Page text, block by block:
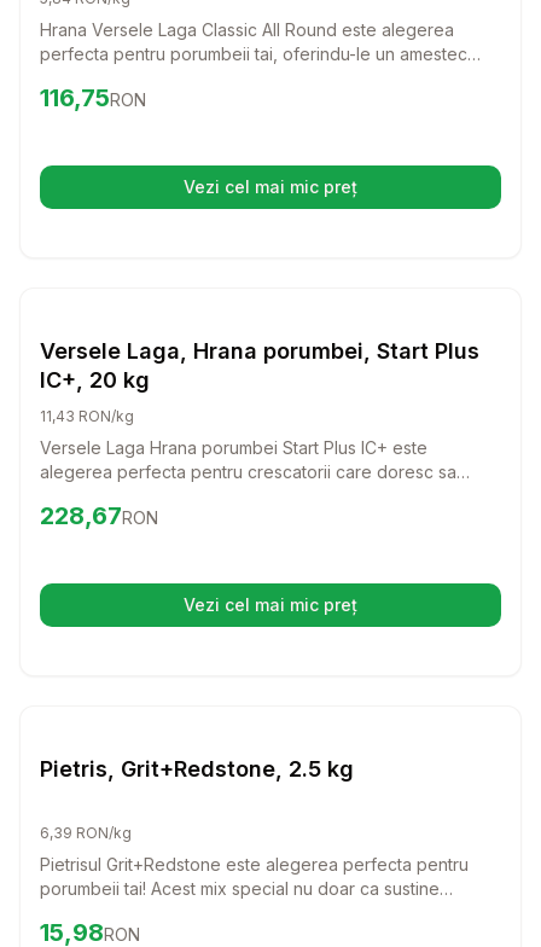
Hrana Versele Laga Classic All Round este alegerea
perfecta pentru porumbeii tai, oferindu-le un amestec
Cu un amestec colorat de porumb galben frantuzesc,
Preț:116.75
116,75RON
Vezi cel mai mic preț(se deschide într-o filă nouă)
Hrana Pasari Ferma
Versele Laga, Hrana porumbei, Start Plus
IC+, 20 kg
11,43 RON/kg
Versele Laga Hrana porumbei Start Plus IC+ este
alegerea perfecta pentru crescatorii care doresc sa
formula special conceputa, aceasta hrana sustine forta si
Preț: 228.67
228,67RON
Vezi cel mai mic preț(se deschide într-o filă nouă)
Pietris, Grit+Redstone, 2.5 kg
6,39 RON/kg
Pietrisul Grit+Redstone este alegerea perfecta pentru
porumbeii tai! Acest mix special nu doar ca sustine
pasarilor. Cu o combinatie de ingrediente nutritive, vei
Preț:15.98
15,98RON